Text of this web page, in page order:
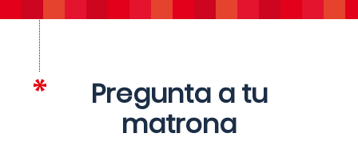
Pregunta a tu
matrona